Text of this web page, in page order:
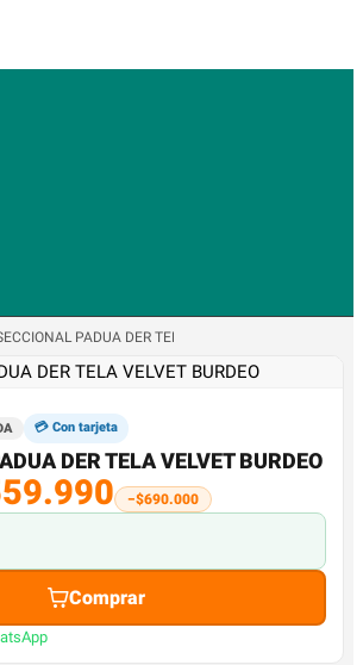
PADUA DER TELA VELVET BURDEO
💳 Con tarjeta
DER TELA VELVET BURDEO
−$690.000
Comprar